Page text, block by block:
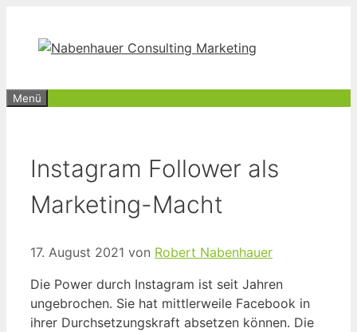
springen
Menü
Instagram Follower als
Marketing-Macht
17. August 2021 von Robert Nabenhauer
Die Power durch Instagram ist seit Jahren
ungebrochen. Sie hat mittlerweile Facebook in
ihrer Durchsetzungskraft absetzen können. Die